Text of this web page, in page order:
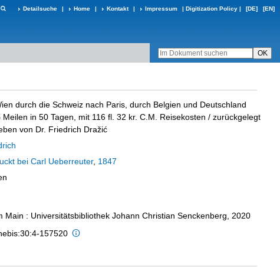
Detailsuche | Home | Kontakt | Impressum | Digitization Policy | [DE] [EN]
durch die Schweiz nach Paris, durch Belgien und Deutschland
Meilen in 50 Tagen, mit 116 fl. 32 kr. C.M. Reisekosten / zurückgelegt
von Dr. Friedrich Dražić
bei Carl Ueberreuter, 1847
Main : Universitätsbibliothek Johann Christian Senckenberg, 2020
157520